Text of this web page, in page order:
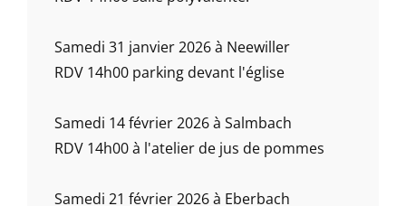
Samedi 31 janvier 2026 à Neewiller
RDV 14h00 parking devant l'église
Samedi 14 février 2026 à Salmbach
RDV 14h00 à l'atelier de jus de pommes
Samedi 21 février 2026 à Eberbach